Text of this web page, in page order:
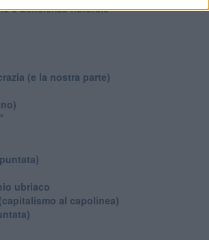
e deficienza naturale
(e la nostra parte)
ubriaco
al capolinea)